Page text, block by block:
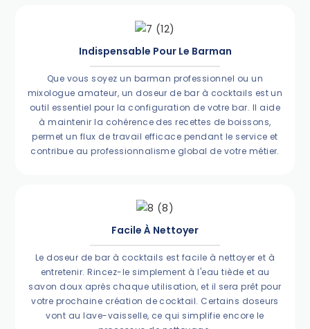
Indispensable Pour Le Barman
Que vous soyez un barman professionnel ou un
mixologue amateur, un doseur de bar à cocktails est un
outil essentiel pour la configuration de votre bar. Il aide
à maintenir la cohérence des recettes de boissons,
permet un flux de travail efficace pendant le service et
contribue au professionnalisme global de votre métier.
Facile À Nettoyer
Le doseur de bar à cocktails est facile à nettoyer et à
entretenir. Rincez-le simplement à l'eau tiède et au
savon doux après chaque utilisation, et il sera prêt pour
votre prochaine création de cocktail. Certains doseurs
vont au lave-vaisselle, ce qui simplifie encore le